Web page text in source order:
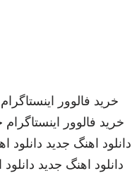
خرید فالوور اینستاگرام
خرید فالوور اینستاگرام
دانلود اهنگ جدید دانلود
دانلود اهنگ جدید